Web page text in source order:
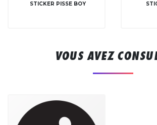
STICKER PISSE BOY
VOUS AVEZ